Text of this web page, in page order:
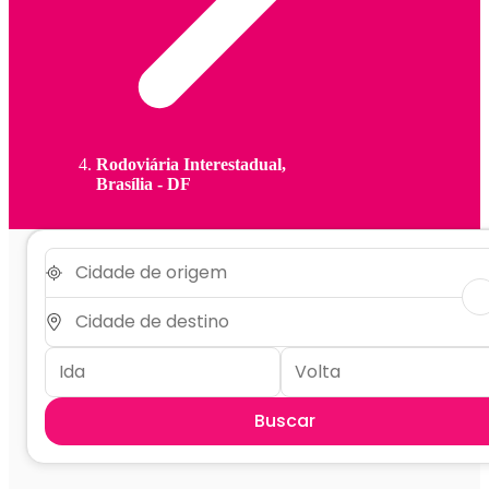
Rodoviária Interestadual,
Brasília - DF
Buscar